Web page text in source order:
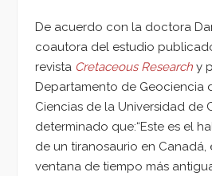
De acuerdo con la doctora
coautora del estudio
revista Cretaceous Research y
Departamento de Geociencia
Ciencias de la Universidad de
determinado que:“Este es el
de un tiranosaurio en
ventana de tiempo más